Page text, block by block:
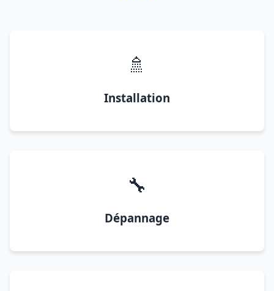
🚿
Installation
🔧
Dépannage